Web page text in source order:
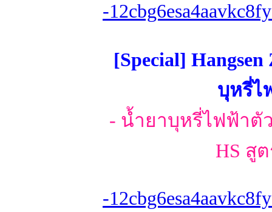
-
[Special]
บุหรี่ไ
- น้ำยาบุหรี่ไฟฟ้าตั
HS สู
-